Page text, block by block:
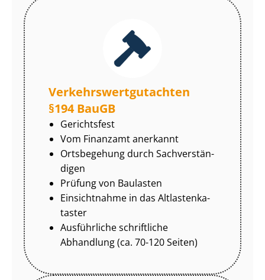
Ver­kehrs­wert­gut­ach­ten
§194 BauGB
Gerichtsfest
Vom Finanzamt anerkannt
Ortsbegehung durch Sach­ver­stän­
di­gen
Prüfung von Baulasten
Einsichtnahme in das Alt­las­ten­ka­
tas­ter
Ausführliche schriftliche
Abhandlung (ca. 70-120 Seiten)